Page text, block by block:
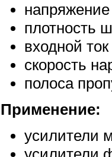
плотность
входной
скорость
полоса
Применение:
усилители